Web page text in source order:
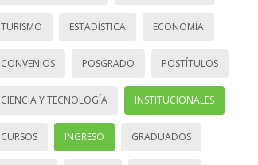
TURISMO ESTADÍSTICA ECONOMÍA
CONVENIOS POSGRADO POSTÍTULOS
CIENCIA Y TECNOLOGÍA INSTITUCIONALES
CURSOS INGRESO GRADUADOS